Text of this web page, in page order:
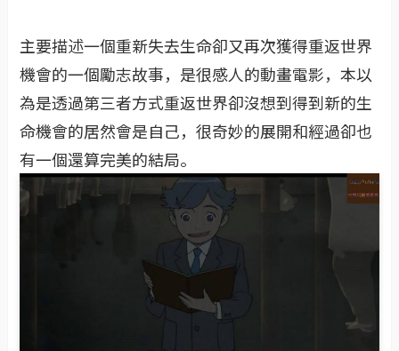
主要描述一個重新失去生命卻又再次獲得重返世界
機會的一個勵志故事，是很感人的動畫電影，本以
為是透過第三者方式重返世界卻沒想到得到新的生
命機會的居然會是自己，很奇妙的展開和經過卻也
有一個還算完美的結局。